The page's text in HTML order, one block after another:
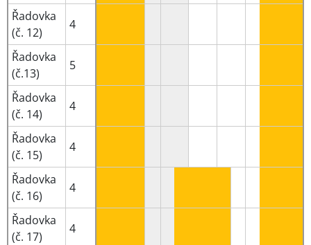
Řadovka
(č. 12)
4
Řadovka
(č.13)
5
Řadovka
(č. 14)
4
Řadovka
(č. 15)
4
Řadovka
(č. 16)
4
Řadovka
(č. 17)
4